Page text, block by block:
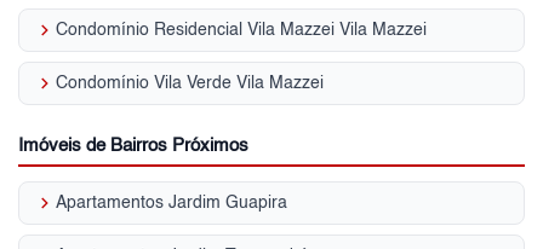
keyboard_arrow_right Condomínio Residencial Vila Mazzei Vila Mazzei
keyboard_arrow_right Condomínio Vila Verde Vila Mazzei
Imóveis de Bairros Próximos
keyboard_arrow_right Apartamentos Jardim Guapira